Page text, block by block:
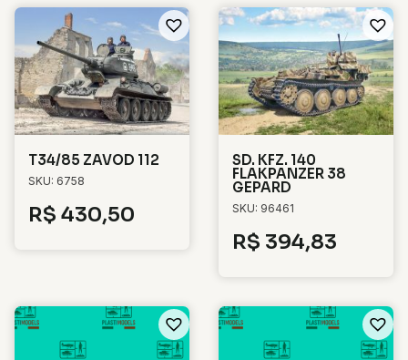
T34/85 ZAVOD 112
SKU: 6758
R$ 430,50
SD. KFZ. 140
FLAKPANZER 38
GEPARD
SKU: 96461
R$ 394,83